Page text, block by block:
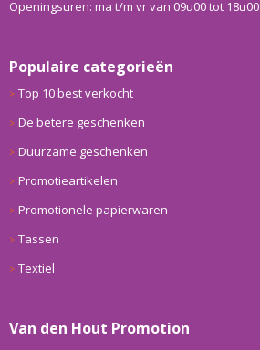
Openingsuren: ma t/m vr van 09u00 tot 18u00
Populaire categorieën
Top 10 best verkocht
De betere geschenken
Duurzame geschenken
Promotieartikelen
Promotionele papierwaren
Tassen
Textiel
Van den Hout Promotion